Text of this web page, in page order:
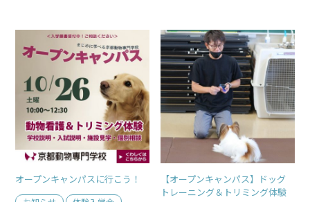
オープンキャンパスに行こう！
【オープンキャンパス】ドッグ
トレーニング＆トリミング体験